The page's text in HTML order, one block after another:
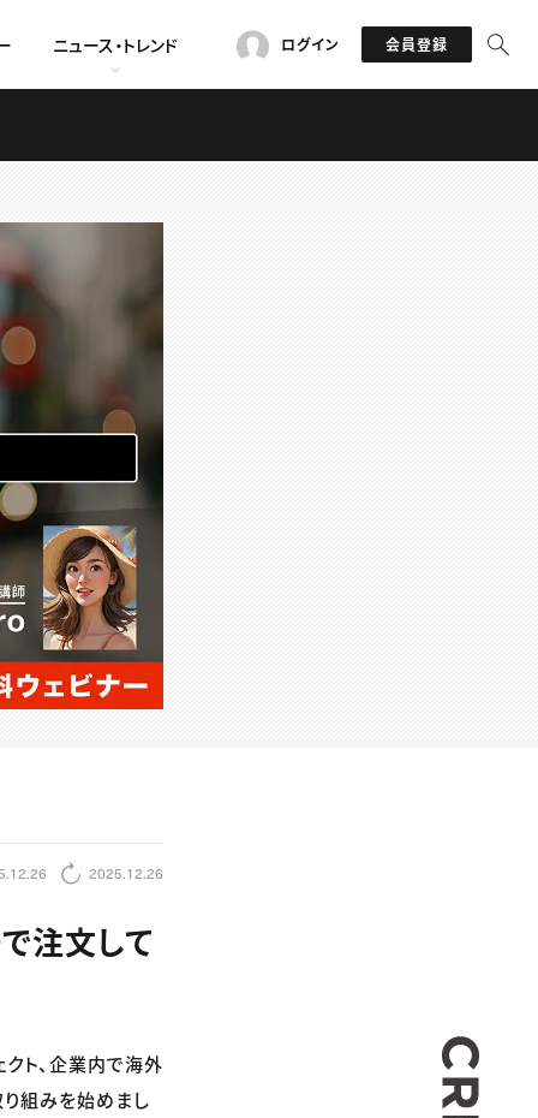
ニュース・トレンド ログイン 会員登録
2025.12.26
注文して
ト、企業内で海外
組みを始めまし